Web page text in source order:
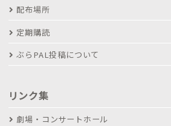
配布場所
定期購読
ぶらPAL投稿について
リンク集
劇場・コンサートホール